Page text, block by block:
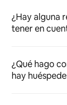
¿Hay alguna
tener en
¿Qué hago
hay